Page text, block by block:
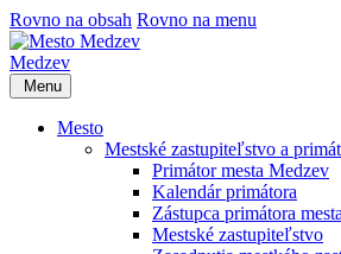
Rovno na obsah Rovno na menu
Medzev
Menu
Mesto
Mestské zastupiteľstvo a
Primátor mesta Medzev
Kalendár primátora
Zástupca primátora
Mestské zastupiteľstvo